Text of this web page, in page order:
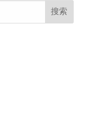
搜索